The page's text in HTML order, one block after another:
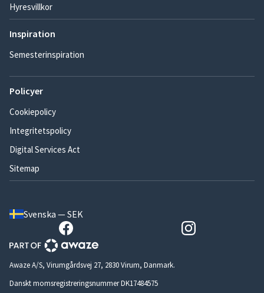
Hyresvillkor
Inspiration
Semesterinspiration
Policyer
Cookiepolicy
Integritetspolicy
Digital Services Act
Sitemap
Svenska — SEK
Awaze A/S, Virumgårdsvej 27, 2830 Virum, Danmark.
Danskt momsregistreringsnummer DK17484575